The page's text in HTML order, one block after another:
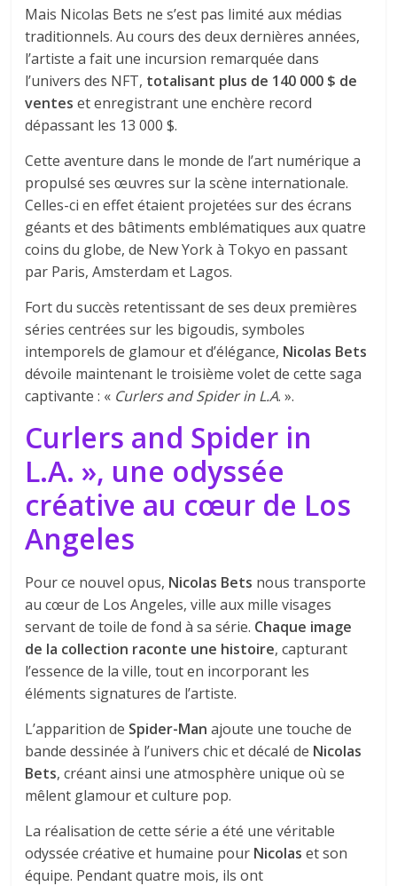
Mais Nicolas Bets ne s’est pas limité aux médias
traditionnels. Au cours des deux dernières années,
l’artiste a fait une incursion remarquée dans
l’univers des NFT, totalisant plus de 140 000 $ de
ventes et enregistrant une enchère record
dépassant les 13 000 $.
Cette aventure dans le monde de l’art numérique a
propulsé ses œuvres sur la scène internationale.
Celles-ci en effet étaient projetées sur des écrans
géants et des bâtiments emblématiques aux quatre
coins du globe, de New York à Tokyo en passant
par Paris, Amsterdam et Lagos.
Fort du succès retentissant de ses deux premières
séries centrées sur les bigoudis, symboles
intemporels de glamour et d’élégance, Nicolas Bets
dévoile maintenant le troisième volet de cette saga
captivante : « Curlers and Spider in L.A. ».
Curlers and Spider in
L.A. », une odyssée
créative au cœur de Los
Angeles
Pour ce nouvel opus, Nicolas Bets nous transporte
au cœur de Los Angeles, ville aux mille visages
servant de toile de fond à sa série. Chaque image
de la collection raconte une histoire, capturant
l’essence de la ville, tout en incorporant les
éléments signatures de l’artiste.
L’apparition de Spider-Man ajoute une touche de
bande dessinée à l’univers chic et décalé de Nicolas
Bets, créant ainsi une atmosphère unique où se
mêlent glamour et culture pop.
La réalisation de cette série a été une véritable
odyssée créative et humaine pour Nicolas et son
équipe. Pendant quatre mois, ils ont